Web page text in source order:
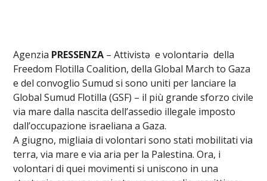
Agenzia PRESSENZA – Attivistə e volontariə della
Freedom Flotilla Coalition, della Global March to Gaza
e del convoglio Sumud si sono uniti per lanciare la
Global Sumud Flotilla (GSF) – il più grande sforzo civile
via mare dalla nascita dell’assedio illegale imposto
dall’occupazione israeliana a Gaza.
A giugno, migliaia di volontari sono stati mobilitati via
terra, via mare e via aria per la Palestina. Ora, i
volontari di quei movimenti si uniscono in una